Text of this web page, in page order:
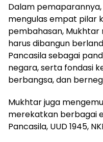
Dalam
mengulas empat pilar
pembahasan,
harus dibangun
Pancasila sebagai
negara, serta fondasi
berbangsa, dan
Mukhtar juga
merekatkan berbagai
Pancasila, UUD 1945,